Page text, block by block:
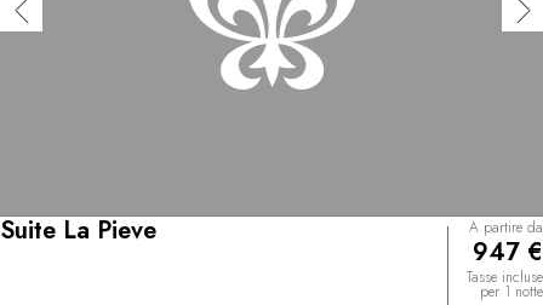
Suite La Pieve A partire da
947 €
Tasse incluse
per 1 notte